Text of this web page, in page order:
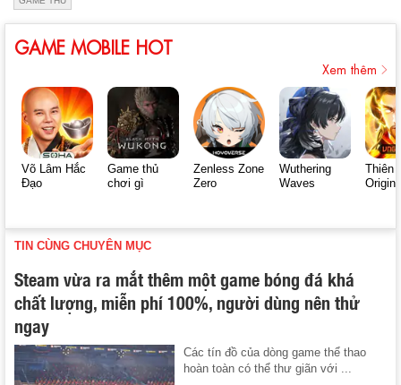
GAME MOBILE HOT
Xem thêm
Võ Lâm Hắc
Đạo
Game thủ
chơi gì
Zenless Zone
Zero
Wuthering
Waves
Thiên
Origin
TIN CÙNG CHUYÊN MỤC
Steam vừa ra mắt thêm một game bóng đá khá
chất lượng, miễn phí 100%, người dùng nên thử
ngay
Các tín đồ của dòng game thể thao
hoàn toàn có thể thư giãn với ...